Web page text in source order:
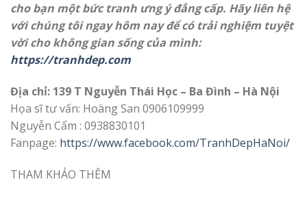
cho bạn một bức tranh ưng ý đẳng cấp. Hãy liên hệ
với chúng tôi ngay hôm nay để có trải nghiệm tuyệt
vời cho không gian sống của mình:
https://tranhdep.com
Địa chỉ: 139 T Nguyễn Thái Học – Ba Đình – Hà Nội
Họa sĩ tư vấn: Hoàng San 0906109999
Nguyễn Cẩm : 0938830101
Fanpage: https://www.facebook.com/TranhDepHaNoi/
THAM KHẢO THÊM